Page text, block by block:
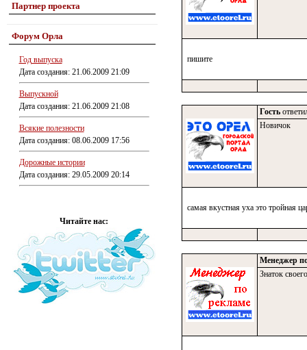
Партнер проекта
Форум Орла
Год выпуска
Дата создания: 21.06.2009 21:09
Выпускной
Дата создания: 21.06.2009 21:08
Всякие полезности
Дата создания: 08.06.2009 17:56
Дорожные истории
Дата создания: 29.05.2009 20:14
Читайте нас:
пишите
Гость
Новичок
самая вкустная уха это тройная
Менеджер
Знаток